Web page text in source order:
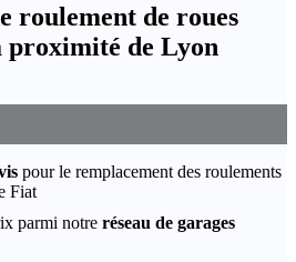
roulement de roues
de Lyon
pour le remplacement des roulements
Fiat
parmi notre réseau de garages